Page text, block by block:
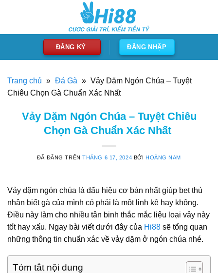
ĐĂNG KÝ ĐĂNG NHẬP
Trang chủ » Đá Gà » Vảy Dặm Ngón Chúa – Tuyệt
Chiêu Chọn Gà Chuẩn Xác Nhất
Vảy Dặm Ngón Chúa – Tuyệt Chiêu
Chọn Gà Chuẩn Xác Nhất
ĐÃ ĐĂNG TRÊNTHÁNG 6 17, 2024 BỞI HOÀNG NAM
Vảy dặm ngón chúa là dấu hiệu cơ bản nhất giúp bet thủ
nhận biết gà của mình có phải là một linh kê hay không.
Điều này làm cho nhiều tân binh thắc mắc liệu loại vảy này
tốt hay xấu. Ngay bài viết dưới đây của Hi88 sẽ tổng quan
những thông tin chuẩn xác về vảy dặm ở ngón chúa nhé.
Tóm tắt nội dung